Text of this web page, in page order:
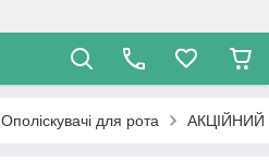
Ополіскувачі для рота АКЦІЙНИЙ